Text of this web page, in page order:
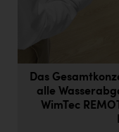
everfield
Firmenradl
Das
alle
WimTec